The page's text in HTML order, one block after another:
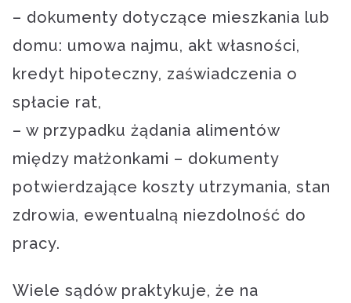
– dokumenty dotyczące mieszkania lub
domu: umowa najmu, akt własności,
kredyt hipoteczny, zaświadczenia o
spłacie rat,
– w przypadku żądania alimentów
między małżonkami – dokumenty
potwierdzające koszty utrzymania, stan
zdrowia, ewentualną niezdolność do
pracy.
Wiele sądów praktykuje, że na